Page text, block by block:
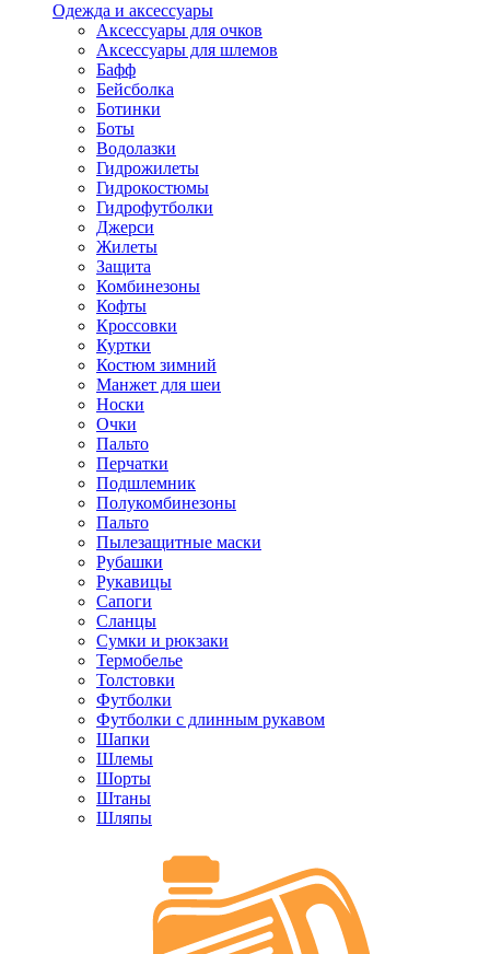
Одежда и аксессуары
Аксессуары для очков
Аксессуары для шлемов
Бафф
Бейсболка
Ботинки
Боты
Водолазки
Гидрожилеты
Гидрокостюмы
Гидрофутболки
Джерси
Жилеты
Защита
Комбинезоны
Кофты
Кроссовки
Куртки
Костюм зимний
Манжет для шеи
Носки
Очки
Пальто
Перчатки
Подшлемник
Полукомбинезоны
Пальто
Пылезащитные маски
Рубашки
Рукавицы
Сапоги
Сланцы
Сумки и рюкзаки
Термобелье
Толстовки
Футболки
Футболки с длинным рукавом
Шапки
Шлемы
Шорты
Штаны
Шляпы